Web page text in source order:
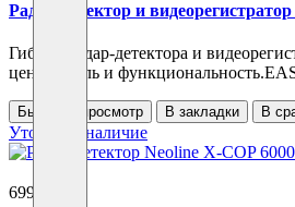
Радар-детектор и
Гибрид радар-детектора и
ценит стиль и
Быстрый просмотр В закладки В
Уточнить наличие
6990 ₽